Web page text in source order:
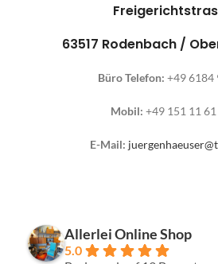
63517 Rodenbach /
Büro Telefon: +49 6184
Mobil: +49 151 11
E-Mail:
Allerlei Online Shop
5.0